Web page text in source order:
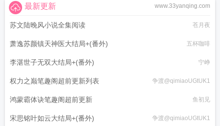
www.33yanqing.com
最新更新
苏文陆晚风小说全集阅读 苍月夜
萧逸苏颜镇天神医大结局+(番外) 五杯咖啡
李湛世子无双大结局+(番外) 宁峥
权力之巅笔趣阁超前更新列表 争渡@qimiaoUGtUK1
鸿蒙霸体诀笔趣阁超前更新 鱼初见
宋思铭叶如云大结局+(番外) 争渡@qimiaoUGtUK1